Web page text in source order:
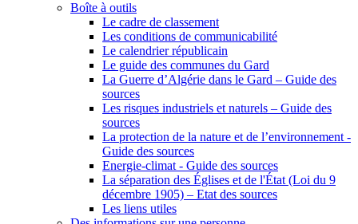
Boîte à outils
Le cadre de classement
Les conditions de communicabilité
Le calendrier républicain
Le guide des communes du Gard
La Guerre d’Algérie dans le Gard – Guide des
sources
Les risques industriels et naturels – Guide des
sources
La protection de la nature et de l’environnement -
Guide des sources
Energie-climat - Guide des sources
La séparation des Églises et de l'État (Loi du 9
décembre 1905) – Etat des sources
Les liens utiles